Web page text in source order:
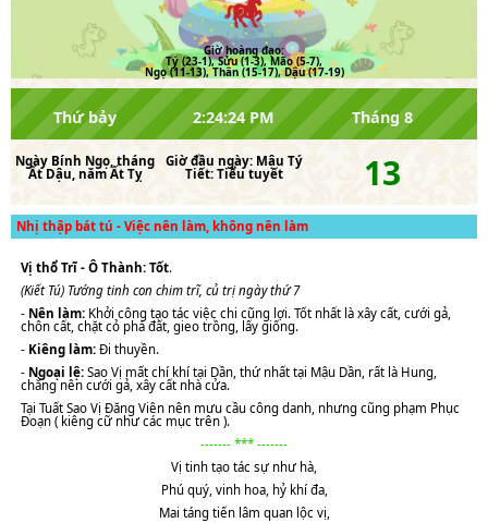
Giờ hoàng đạo:
Tý (23-1), Sửu (1-3), Mão (5-7),
Ngọ (11-13), Thân (15-17), Dậu (17-19)
Thứ bảy 2:24:24 PM Tháng 8
Ngày Bính Ngọ , tháng
Ất Dậu , nămẤt Tỵ
Giờ đầu ngày: Mậu Tý
Tiết: Tiểu tuyết 13
Nhị thập bát tú - Việc nên làm, không nên làm
Vị thổ Trĩ - Ô Thành: Tốt.
(Kiết Tú) Tướng tinh con chim trĩ, củ trị ngày thứ 7
- Nên làm: Khởi công tạo tác việc chi cũng lợi. Tốt nhất là xây cất, cưới gả,
chôn cất, chặt cỏ phá đất, gieo trồng, lấy giống.
- Kiêng làm: Đi thuyền.
- Ngoại lệ: Sao Vị mất chí khí tại Dần, thứ nhất tại Mậu Dần, rất là Hung,
chẳng nên cưới gả, xây cất nhà cửa.
Tại Tuất Sao Vị Đăng Viên nên mưu cầu công danh, nhưng cũng phạm Phục
Đoạn ( kiêng cữ như các mục trên ).
------- *** -------
Vị tinh tạo tác sự như hà,
Phú quý, vinh hoa, hỷ khí đa,
Mai táng tiến lâm quan lộc vị,